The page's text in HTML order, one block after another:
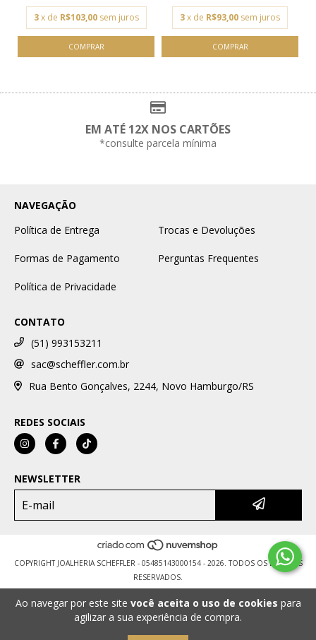
Ao navegar por este site você aceita o uso de cookies para
agilizar a sua experiência de compra.
3 x de R$103,00 sem juros 3x de R$93,00 sem juros
EM ATÉ 12X NOS CARTÕES
*consulte parcela mínima
NAVEGAÇÃO
Política de Entrega
Trocas e Devoluções
Formas de Pagamento Perguntas Frequentes
Política de Privacidade
CONTATO
(51) 993153211
sac@scheffler.com.br
Rua Bento Gonçalves, 2244, Novo Hamburgo/RS
REDES SOCIAIS
NEWSLETTER
COPYRIGHT JOALHERIA SCHEFFLER - 05485143000154 - 2026. TODOS OS DIREITOS
RESERVADOS.